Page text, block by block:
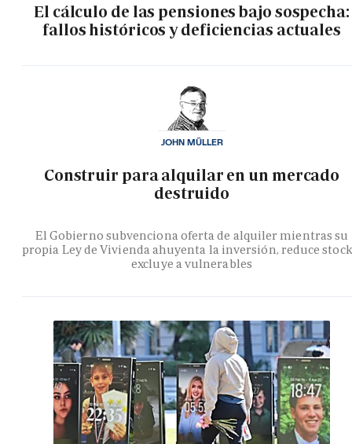
El cálculo de las pensiones bajo sospecha:
fallos históricos y deficiencias actuales
Construir para alquilar en un mercado
destruido
El Gobierno subvenciona oferta de alquiler mientras su
propia Ley de Vivienda ahuyenta la inversión, reduce
excluye a vulnerables
JOHN MÜLLER